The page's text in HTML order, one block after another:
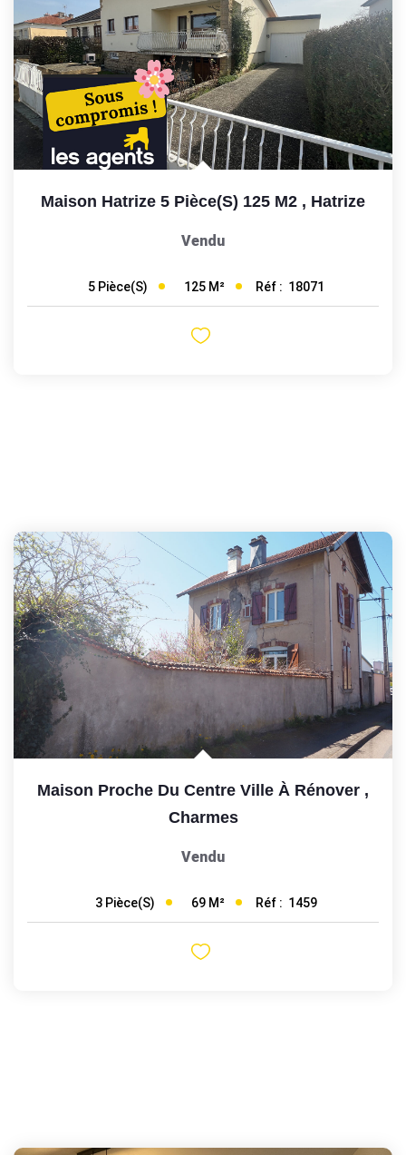
Maison Hatrize 5 Pièce(s) 125 M2 , Hatrize
Vendu
5 Pièce(s) 125 M² Réf : 18071
Maison Proche Du Centre Ville À Rénover ,
Charmes
Vendu
3 Pièce(s) 69 M² Réf : 1459